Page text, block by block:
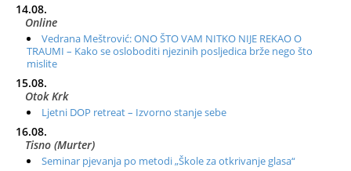
14.08.
Online
Vedrana Meštrović: ONO ŠTO VAM NITKO NIJE REKAO O
TRAUMI – Kako se osloboditi njezinih posljedica brže nego što
mislite
15.08.
Otok Krk
Ljetni DOP retreat – Izvorno stanje sebe
16.08.
Tisno (Murter)
Seminar pjevanja po metodi „Škole za otkrivanje glasa“